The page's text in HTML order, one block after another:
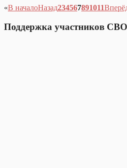
«В началоНазад234567891011
Поддержка участников СВО